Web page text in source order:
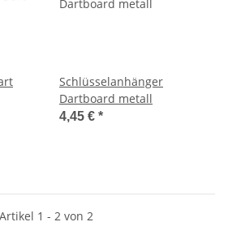
Schlüsselanhänger
Dartboard metall
4,45 € *
Artikel 1 - 2 von 2